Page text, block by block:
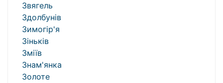
Звягель
Здолбунів
Зимогір'я
Зіньків
Зміїв
Знам'янка
Золоте